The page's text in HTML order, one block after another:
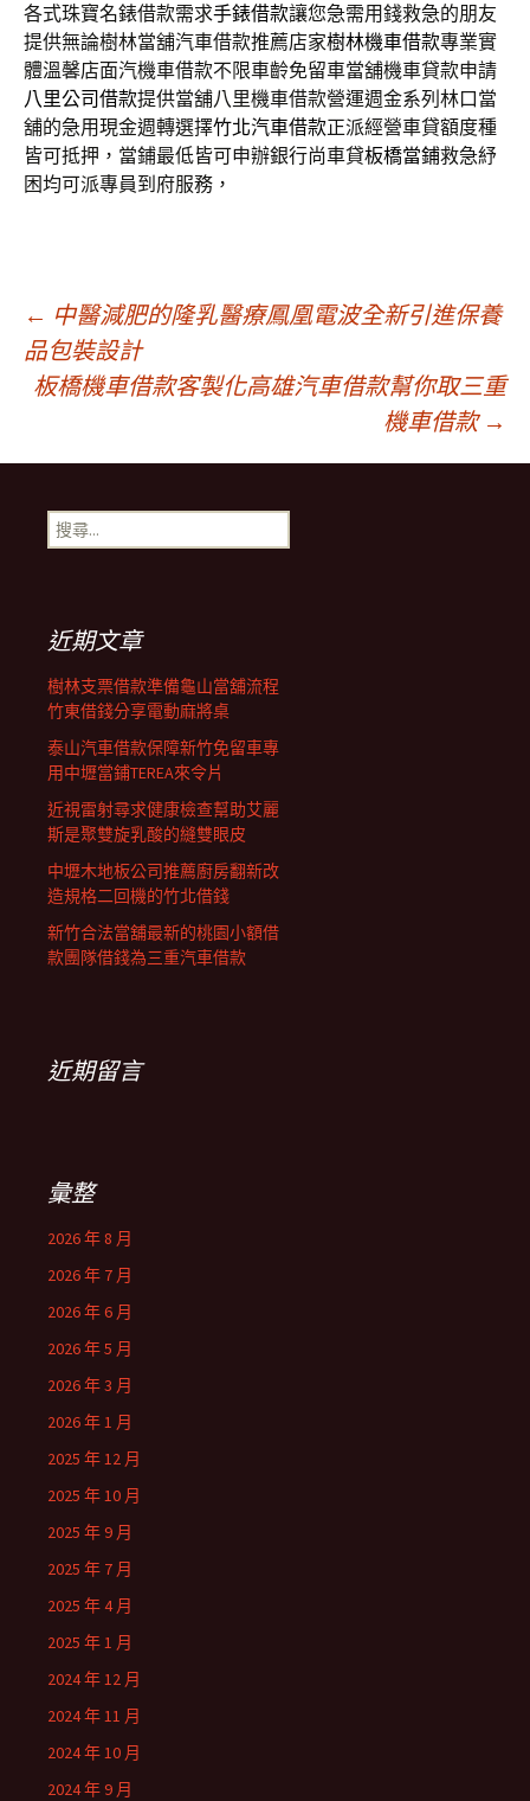
各式珠寶名錶借款需求手錶借款讓您急需用錢救急的朋友
提供無論樹林當舖汽車借款推薦店家樹林機車借款專業實
體溫馨店面汽機車借款不限車齡免留車當舖機車貸款申請
八里公司借款提供當舖八里機車借款營運週金系列林口當
舖的急用現金週轉選擇竹北汽車借款正派經營車貸額度種
皆可抵押，當鋪最低皆可申辦銀行尚車貸板橋當鋪救急紓
困均可派專員到府服務，
文
章
導
覽
← 中醫減肥的隆乳醫療鳳凰電波全新引進保養
品包裝設計
板橋機車借款客製化高雄汽車借款幫你取三重
機車借款 →
搜
尋
近期文章
樹林支票借款準備龜山當舖流程
竹東借錢分享電動麻將桌
泰山汽車借款保障新竹免留車專
用中壢當鋪TEREA來令片
近視雷射尋求健康檢查幫助艾麗
斯是聚雙旋乳酸的縫雙眼皮
中壢木地板公司推薦廚房翻新改
造規格二回機的竹北借錢
新竹合法當舖最新的桃園小額借
款團隊借錢為三重汽車借款
近期留言
彙整
2026 年 8 月
2026 年 7 月
2026 年 6 月
2026 年 5 月
2026 年 3 月
2026 年 1 月
2025 年 12 月
2025 年 10 月
2025 年 9 月
2025 年 7 月
2025 年 4 月
2025 年 1 月
2024 年 12 月
2024 年 11 月
2024 年 10 月
2024 年 9 月